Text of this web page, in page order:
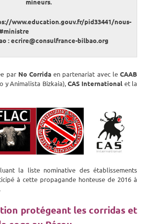
www.education.gouv.fr/pid33441/nous-
: ecrire@consulfrance-bilbao.org
par No Corrida en partenariat avec leCAAB
y Animalista Bizkaia),CAS International et la
la liste nominative des établissements
à cette propagande honteuse de 2016 à
.
protégeant les corridas et